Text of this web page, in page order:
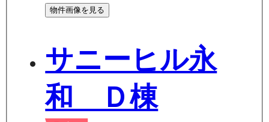
物件画像を見る
サニーヒル永
和 Ｄ棟